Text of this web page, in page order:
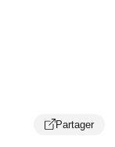
Partager